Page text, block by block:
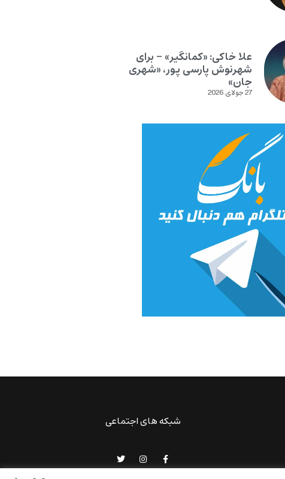
علا خاکی: «کمانگیر» – برای
شهرنوش پارسی پور، «شهری
جان»
27 جولای 2026
شبکه های اجتماعی